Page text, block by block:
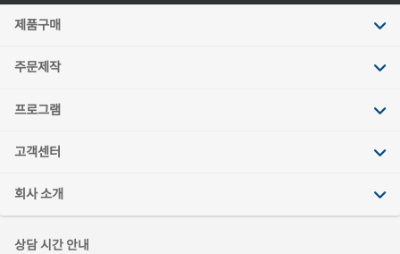
제품구매
주문제작
프로그램
고객센터
회사 소개
상담 시간 안내